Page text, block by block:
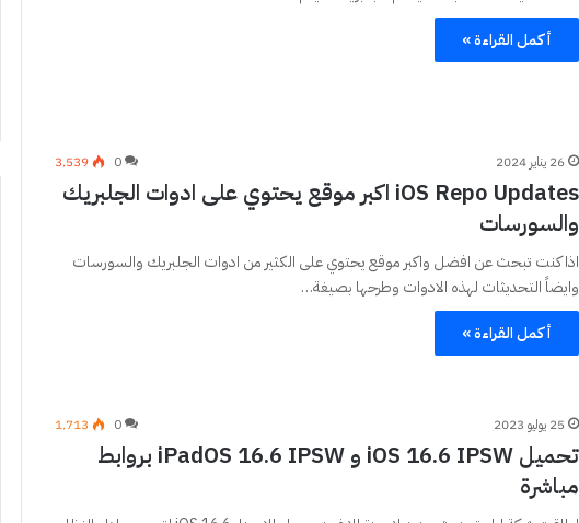
أكمل القراءة »
26 يناير 2024 0 3٬539
iOS Repo Updates اكبر موقع يحتوي على ادوات الجلبريك
والسورسات
اذا كنت تبحث عن افضل واكبر موقع يحتوي على الكثير من ادوات الجلبريك والسورسات
وايضاً التحديثات لهذه الادوات وطرحها بصيغة…
أكمل القراءة »
25 يوليو 2023 0 1٬713
تحميل iOS 16.6 IPSW و iPadOS 16.6 IPSW بروابط
مباشرة